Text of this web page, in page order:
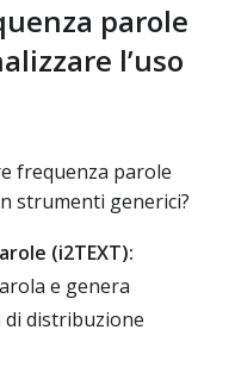
parole
l’uso
frequenza parole
strumenti generici?
(i2TEXT):
e genera
distribuzione